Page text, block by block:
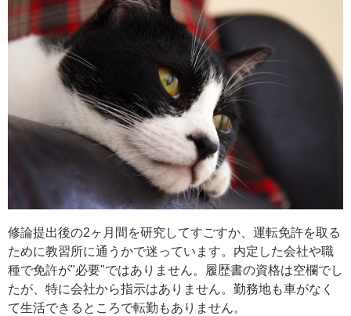
修論提出後の2ヶ月間を研究してすごすか、運転免許を取る
ために教習所に通うかで迷っています。内定した会社や職
種で免許が"必要"ではありません。履歴書の資格は空欄でし
たが、特に会社から指示はありません。勤務地も車がなく
て生活できるところで転勤もありません。